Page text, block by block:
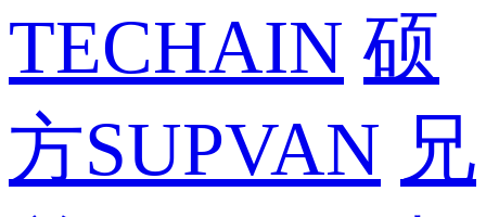
TECHAIN 硕
方SUPVAN 兄